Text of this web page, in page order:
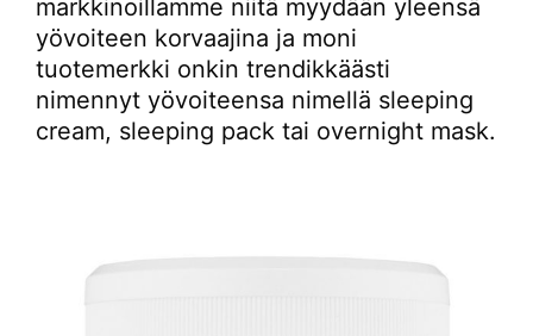
markkinoillamme niitä myydään yleensä
yövoiteen korvaajina ja moni
tuotemerkki onkin trendikkäästi
nimennyt yövoiteensa nimellä sleeping
cream, sleeping pack tai overnight mask.